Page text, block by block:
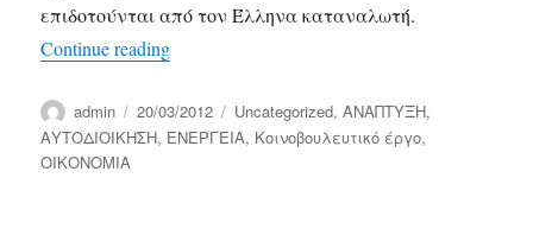
επιδοτούνται από τον Έλληνα καταναλωτή.
Continue reading“Στήριξη Στρατάκη στην προσπάθεια της
Author
admin
Posted
on
20/03/2012 Categories
Uncategorized,ΑΝΑΠΤΥΞΗ,
ΑΥΤΟΔΙΟΙΚΗΣΗ, ΕΝΕΡΓΕΙΑ, Κοινοβουλευτικό έργο,
ΟΙΚΟΝΟΜΙΑ